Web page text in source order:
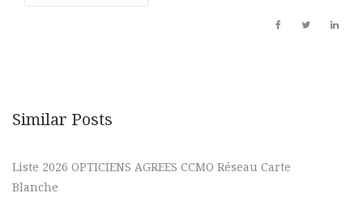
Similar Posts
Liste 2026 OPTICIENS AGREES CCMO Réseau Carte
Blanche